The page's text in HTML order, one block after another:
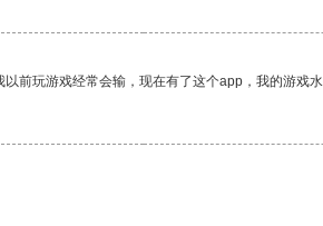
前玩游戏经常会输，现在有了这个app，我的游戏水